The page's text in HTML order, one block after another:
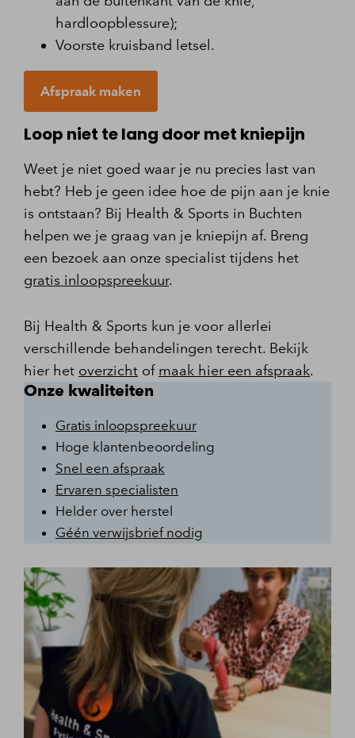
hardloopblessure);
Voorste kruisband letsel.
Afspraak maken
Loop niet te lang door met kniepijn
Weet je niet goed waar je nu precies last van
hebt? Heb je geen idee hoe de pijn aan je knie
is ontstaan? Bij Health & Sports in Buchten
helpen we je graag van je kniepijn af. Breng
een bezoek aan onze specialist tijdens het
gratis inloopspreekuur.
Bij Health & Sports kun je voor allerlei
verschillende behandelingen terecht. Bekijk
hier het overzicht of maak hier een afspraak.
Onze kwaliteiten
Gratis inloopspreekuur
Hoge klantenbeoordeling
Snel een afspraak
Ervaren specialisten
Helder over herstel
Géén verwijsbrief nodig